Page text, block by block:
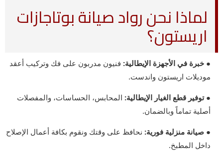
لماذا نحن رواد صيانة بوتاجازات
اريستون؟
● خبرة في الأجهزة الإيطالية: فنيون مدربون على فك وتركيب أعقد
موديلات اريستون واندست.
● توفير قطع الغيار الإيطالية: المحابس، الحساسات، والمفصلات
أصلية تماماً وبالضمان.
● صيانة منزلية فورية: نحافظ على وقتك ونقوم بكافة أعمال الإصلاح
داخل المطبخ.